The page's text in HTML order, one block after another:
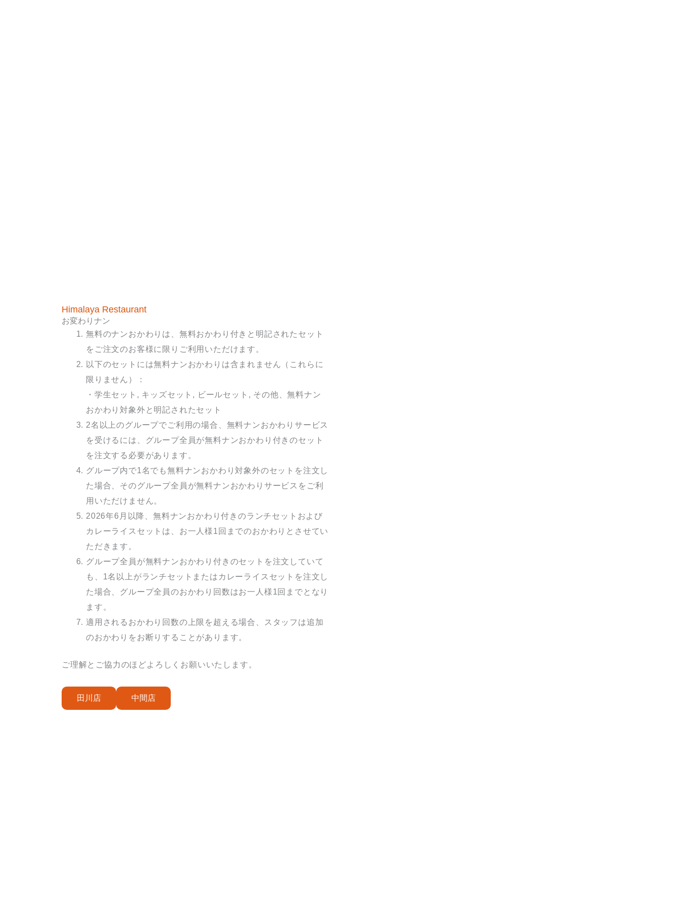
Himalaya Restaurant
お変わりナン
無料のナンおかわりは、無料おかわり付きと明記されたセット
をご注文のお客様に限りご利用いただけます。
以下のセットには無料ナンおかわりは含まれません（これらに
限りません）：
・学生セット, キッズセット, ビールセット, その他、無料ナン
おかわり対象外と明記されたセット
2名以上のグループでご利用の場合、無料ナンおかわりサービス
を受けるには、グループ全員が無料ナンおかわり付きのセット
を注文する必要があります。
グループ内で1名でも無料ナンおかわり対象外のセットを注文し
た場合、そのグループ全員が無料ナンおかわりサービスをご利
用いただけません。
2026年6月以降、無料ナンおかわり付きのランチセットおよび
カレーライスセットは、お一人様1回までのおかわりとさせてい
ただきます。
グループ全員が無料ナンおかわり付きのセットを注文していて
も、1名以上がランチセットまたはカレーライスセットを注文し
た場合、グループ全員のおかわり回数はお一人様1回までとなり
ます。
適用されるおかわり回数の上限を超える場合、スタッフは追加
のおかわりをお断りすることがあります。
ご理解とご協力のほどよろしくお願いいたします。
田川店 中間店